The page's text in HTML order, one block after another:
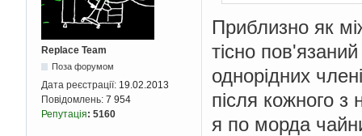
Replace Team
Поза форумом
Дата реєстрації: 19.02.2013
Повідомлень: 7 954
Репутація: 5160
Приблизно як
тісно
однорідних
після кожного
я по морда